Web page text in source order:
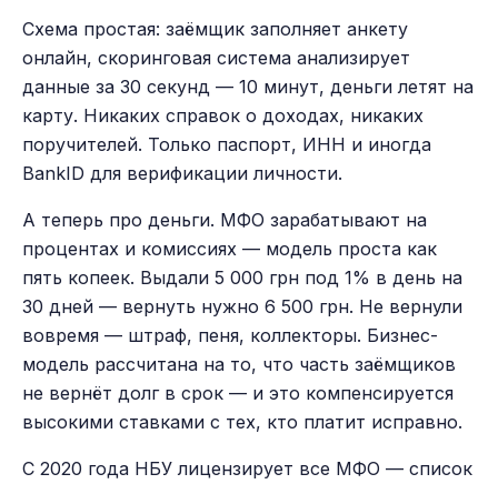
Схема простая: заёмщик заполняет анкету
онлайн, скоринговая система анализирует
данные за 30 секунд — 10 минут, деньги летят на
карту. Никаких справок о доходах, никаких
поручителей. Только паспорт, ИНН и иногда
BankID для верификации личности.
А теперь про деньги. МФО зарабатывают на
процентах и комиссиях — модель проста как
пять копеек. Выдали 5 000 грн под 1% в день на
30 дней — вернуть нужно 6 500 грн. Не вернули
вовремя — штраф, пеня, коллекторы. Бизнес-
модель рассчитана на то, что часть заёмщиков
не вернёт долг в срок — и это компенсируется
высокими ставками с тех, кто платит исправно.
С 2020 года НБУ лицензирует все МФО — список